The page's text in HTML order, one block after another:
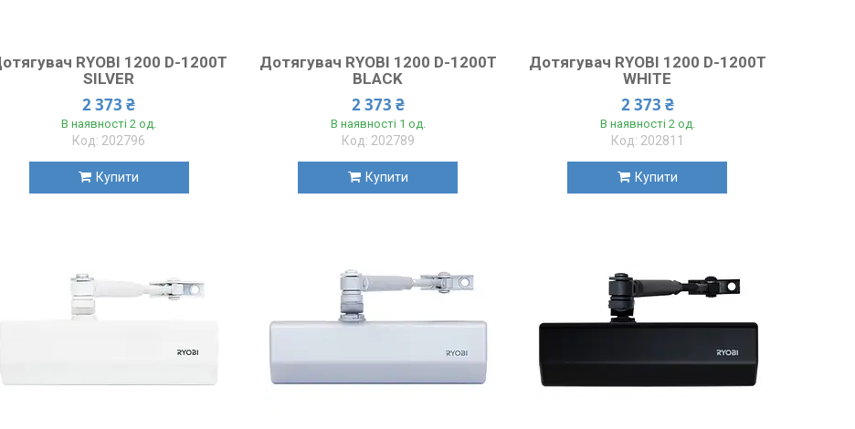
RYOBI 1200 D-1200T
SILVER
2 373 ₴
В наявності 2 од.
202796
Купити
Дотягувач RYOBI 1200 D-1200T
BLACK
2 373 ₴
В наявності 1 од.
202789
Купити
Дотягувач RYOBI 1200 D-1200T
WHITE
2 373 ₴
В наявності 2 од.
202811
Купити